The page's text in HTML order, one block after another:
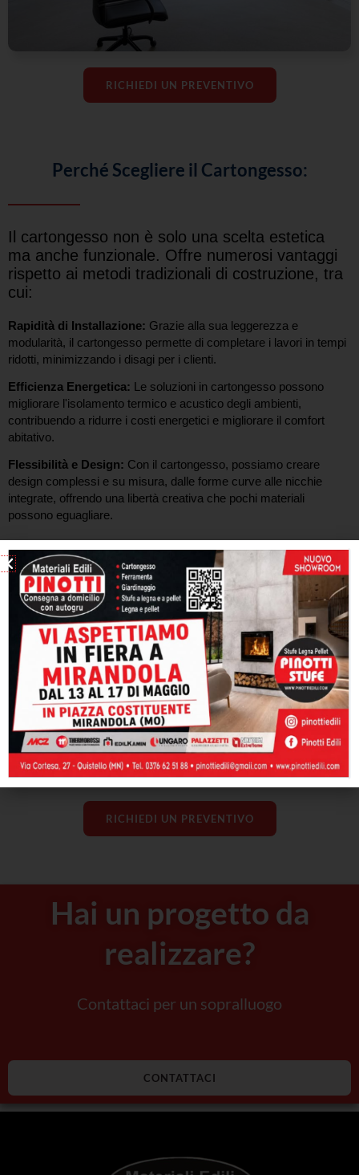
RICHIEDI UN PREVENTIVO
RICHIEDI UN PREVENTIVO
Perché Scegliere il Cartongesso:
Il cartongesso non è solo una scelta estetica
ma anche funzionale. Offre numerosi vantaggi
rispetto ai metodi tradizionali di costruzione, tra
cui:
Rapidità di Installazione: Grazie alla sua leggerezza e
modularità, il cartongesso permette di completare i lavori in tempi
ridotti, minimizzando i disagi per i clienti.
Efficienza Energetica: Le soluzioni in cartongesso possono
migliorare l'isolamento termico e acustico degli ambienti,
contribuendo a ridurre i costi energetici e migliorare il comfort
abitativo.
Flessibilità e Design: Con il cartongesso, possiamo creare
design complessi e su misura, dalle forme curve alle nicchie
integrate, offrendo una libertà creativa che pochi materiali
possono eguagliare.
Hai un progetto da
realizzare?
Contattaci per un sopralluogo
CONTATTACI